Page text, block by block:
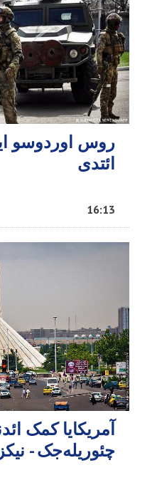
روس اوردوسو
ائتدی
16:13
آمریکایا کمک
چئوریله‌جک -